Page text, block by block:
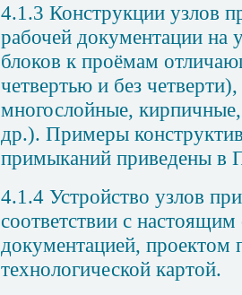
4.1.3 Конструкции узлов
рабочей документации
блоков к проёмам
четвертью и без
многослойные,
др.). Примеры
примыканий приведены в
4.1.4 Устройство узлов
соответствии с
документацией,
технологической картой.